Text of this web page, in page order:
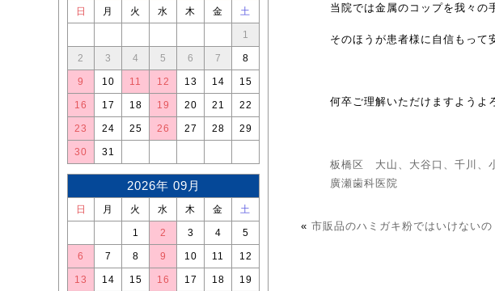
当院では金属のコップを我々の
そのほうが患者様に自信もって
何卒ご理解いただけますようよ
板橋区 大山、大谷口、千川、
廣瀬歯科医院
« 市販品のハミガキ粉ではいけないの
日 月 火 水 木 金 土
1
2 3 4 5 6 7 8
9 10 11 12 13 14 15
16 17 18 19 20 21 22
23 24 25 26 27 28 29
30 31
2026年 09月
日 月 火 水 木 金 土
1 2 3 4 5
6 7 8 9 10 11 12
13 14 15 16 17 18 19